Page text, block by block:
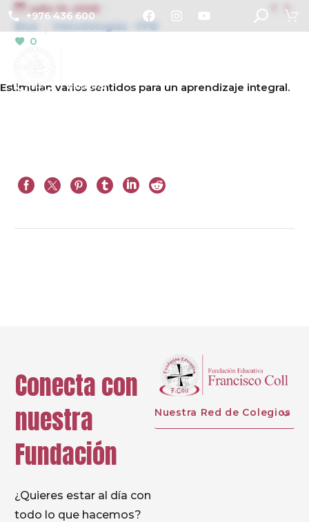
+976 436 600  
julio 10, 2025
Blue
Metodologías - FPB
0
Estimulan varios sentidos para un aprendizaje integral.
Conecta con
nuestra
Fundación
¿Quieres estar al día con
todo lo que hacemos?
Nuestra Red de Colegios